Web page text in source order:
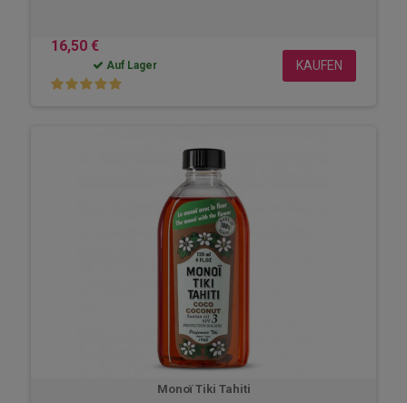
16,50 €
Auf Lager KAUFEN
Monoï Tiki Tahiti